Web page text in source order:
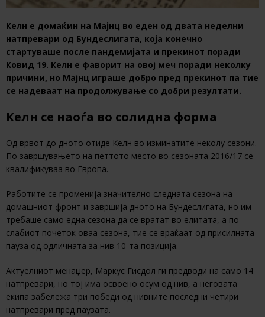
Келн е домаќин на Мајнц во еден од двата неделни
натпревари од Бундеслигата, која конечно
стартуваше после пандемијата и прекинот поради
Ковид 19. Келн е фаворит на овој меч поради неколку
причини, но Мајнц играше добро пред прекинот па тие
се надеваат на продолжување со добри резултати.
Келн се наоѓа во солидна форма
Од врвот до дното отиде Келн во изминатите неколу сезони.
По завршувањето на петтото место во сезоната 2016/17 се
квалификуваа во Европа.
Работите се променија значително следната сезона на
домашниот фронт и завршија дното на Бундеслигата, но им
требаше само една сезона да се вратат во елитата, а по
слабиот почеток оваа сезона, тие се враќаат од присилната
пауза од одличната за нив 10-та позиција.
Актуелниот менаџер, Маркус Гисдол ги предводи на само 14
натпревари, но тој има освоено осум од нив, а неговата
екипа забележа три победи од нивните последни четири
натпревари пред паузата.